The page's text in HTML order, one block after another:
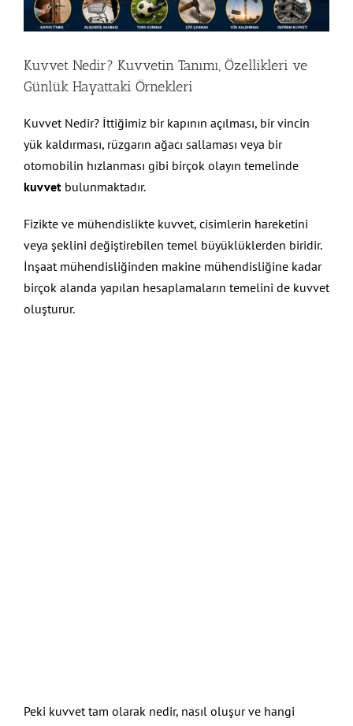
Kuvvet Nedir? Kuvvetin Tanımı, Özellikleri ve
Günlük Hayattaki Örnekleri
Kuvvet Nedir? İttiğimiz bir kapının açılması, bir vincin
yük kaldırması, rüzgarın ağacı sallaması veya bir
otomobilin hızlanması gibi birçok olayın temelinde
kuvvetbulunmaktadır.
Fizikte ve mühendislikte kuvvet, cisimlerin hareketini
veya şeklini değiştirebilen temel büyüklüklerden biridir.
İnşaat mühendisliğinden makine mühendisliğine kadar
birçok alanda yapılan hesaplamaların temelini de kuvvet
oluşturur.
Peki kuvvet tam olarak nedir, nasıl oluşur ve hangi